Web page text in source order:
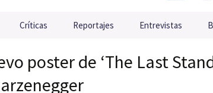
Críticas Reportajes Entrevistas
poster de ‘The Last